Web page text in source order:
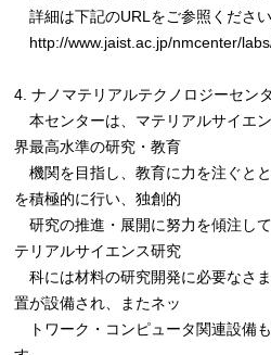
詳細は下記のURLをご参照ください
http://www.jaist.ac.jp/nmcenter/
4. ナノマテリアルテクノロジーセン
本センターは、マテリアルサイエ
界最高水準の研究・教育
機関を目指し、教育に力を注ぐと
を積極的に行い、独創的
研究の推進・展開に努力を傾注し
テリアルサイエンス研究
科には材料の研究開発に必要なさ
置が設備され、またネッ
トワーク・コンピュータ関連設備